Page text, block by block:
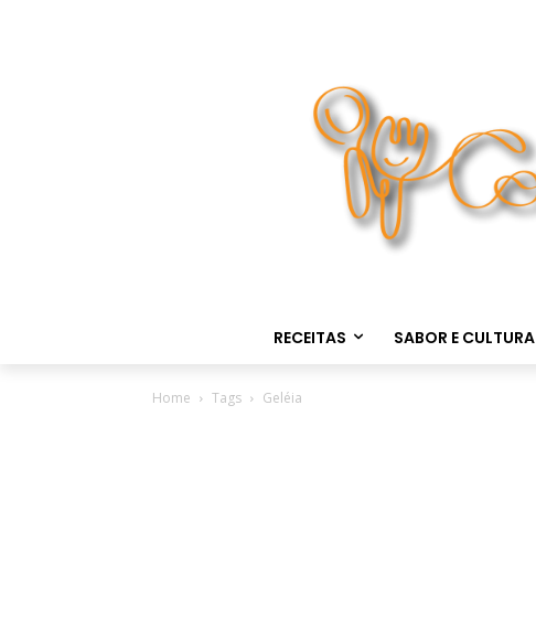
RECEITAS SABOR E CULTURA
Home Tags Geléia